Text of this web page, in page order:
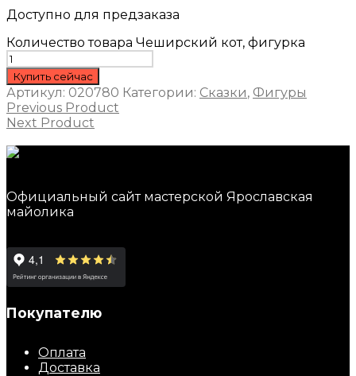
Доступно для предзаказа
Количество товара Чеширский кот, фигурка
Купить сейчас
Артикул: 020780 Категории: Сказки, Фигуры
Previous Product
Next Product
Официальный сайт мастерской Ярославская
майолика
Покупателю
Оплата
Доставка